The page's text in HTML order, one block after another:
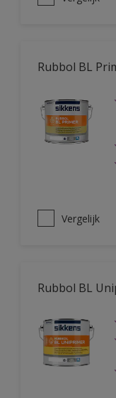
Rubbol BL
Vergelijk
Rubbol BL